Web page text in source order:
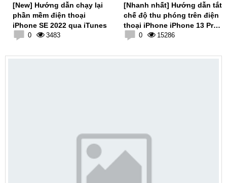
[New] Hướng dẫn chạy lại
phần mềm điện thoại
iPhone SE 2022 qua iTunes
0 3483
[Nhanh nhất] Hướng dẫn tắt
chế độ thu phóng trên điện
thoại iPhone iPhone 13 Pro
0 15286